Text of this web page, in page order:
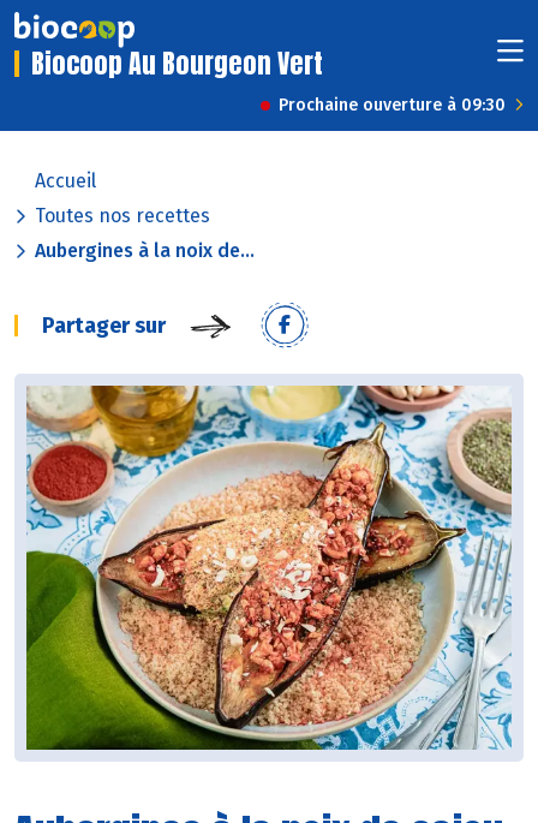
Biocoop Au Bourgeon Vert
Prochaine ouverture à 09:30
Accueil
Toutes nos recettes
Aubergines à la noix de...
Partager sur